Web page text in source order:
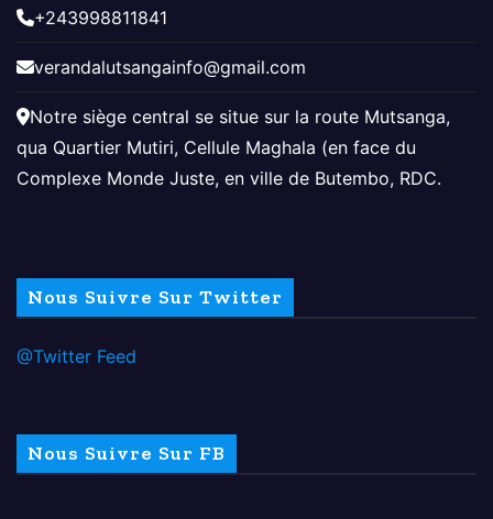
+243998811841
verandalutsangainfo@gmail.com
Notre siège central se situe sur la route Mutsanga,
qua Quartier Mutiri, Cellule Maghala (en face du
Complexe Monde Juste, en ville de Butembo, RDC.
Nous Suivre Sur Twitter
@Twitter Feed
Nous Suivre Sur FB